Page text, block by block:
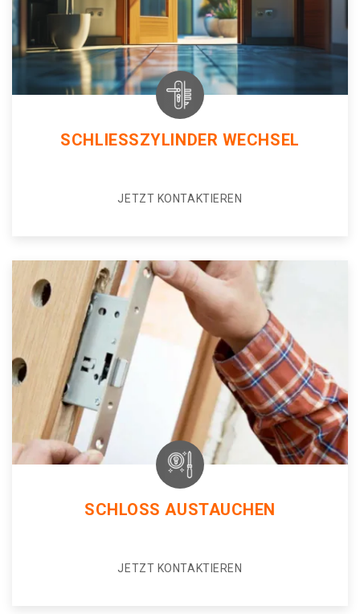
SCHLIESSZYLINDER WECHSEL
JETZT KONTAKTIEREN
SCHLOSS AUSTAUCHEN
JETZT KONTAKTIEREN